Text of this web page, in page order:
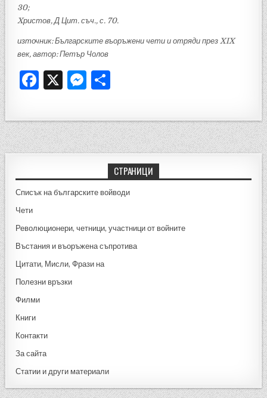
30;
Xристов, Д Цит. съч., с. 70.
източник: Българските въоръжени чети и отряди през XIX
век, автор: Петър Чолов
F
c
e
b
o
o
X
M
se
n
g
er
ar
e
СТРАНИЦИ
Списък на българските войводи
Чети
Революционери, четници, участници от войните
Въстания и въоръжена съпротива
Цитати, Мисли, Фрази на
Полезни връзки
Филми
Книги
Контакти
За сайта
Статии и други материали